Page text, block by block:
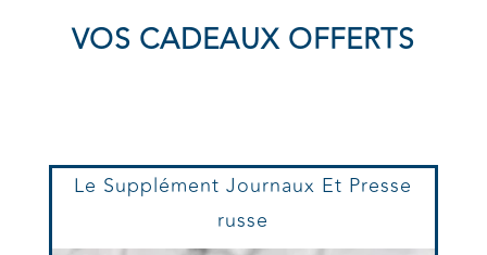
VOS CADEAUX OFFERTS
Le Supplément Journaux Et Presse
russe